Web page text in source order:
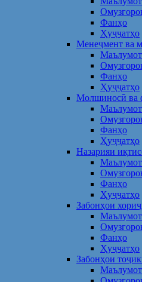
Фанҳо
Ҳуҷҷатҳо
Менеҷмент ва
Маълумот
Фанҳо
Ҳуҷҷатҳо
Молшиносӣ ва
Маълумот
Фанҳо
Ҳуҷҷатҳо
Назарияи
Маълумот
Фанҳо
Ҳуҷҷатҳо
Забонҳои
Маълумот
Фанҳо
Ҳуҷҷатҳо
Забонҳои
Маълумот